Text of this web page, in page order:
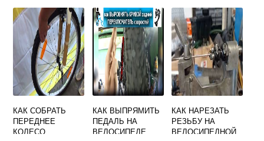
КАК СОБРАТЬ
ПЕРЕДНЕЕ
КОЛЕСО
КАК ВЫПРЯМИТЬ
ПЕДАЛЬ НА
ВЕЛОСИПЕДЕ
КАК НАРЕЗАТЬ
РЕЗЬБУ НА
ВЕЛОСИПЕДНОЙ